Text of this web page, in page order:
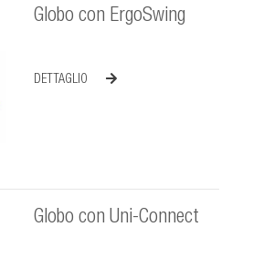
Globo con ErgoSwing
DETTAGLIO
Globo con Uni-Connect